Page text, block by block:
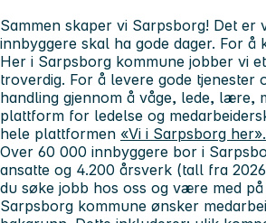
Sammen skaper vi Sarpsborg! Det
innbyggere skal ha gode dager. For å
Her i Sarpsborg kommune jobber vi
troverdig. For å levere gode tjenester
handling gjennom å våge, lede, lære,
plattform for ledelse og
hele plattformen «Vi i Sarpsborg her».
Over 60 000 innbyggere bor i
ansatte og 4.200 årsverk (tall fra
du søke jobb hos oss og være med
Sarpsborg kommune ønsker